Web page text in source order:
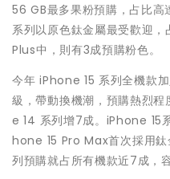
56 GB最多果粉預購，占比
系列以原色鈦金屬最受歡迎
Plus中，則有3成預購粉色。
今年 iPhone 15 系列全機款
級，帶動換機潮，預購熱烈
e 14 系列增7成。iPhone 15
hone 15 Pro Max首次採用
列預購就占所有機款近7成，